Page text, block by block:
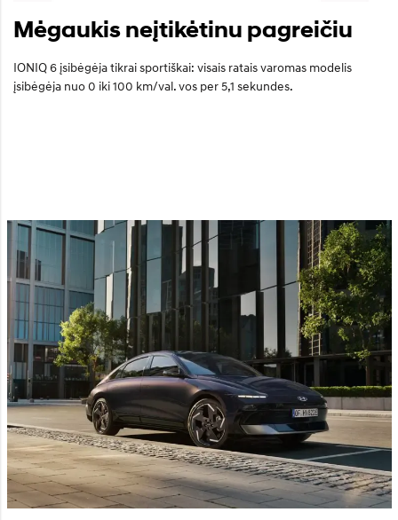
Mėgaukis neįtikėtinu pagreičiu
IONIQ 6 įsibėgėja tikrai sportiškai: visais ratais varomas modelis
įsibėgėja nuo 0 iki 100 km/val. vos per 5,1 sekundes.